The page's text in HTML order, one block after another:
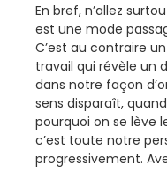
En bref, n’allez
est une mode
C’est au contraire
travail qui révèle un
dans notre façon
sens disparaît,
pourquoi on se lève
c’est toute notre
progressivement.